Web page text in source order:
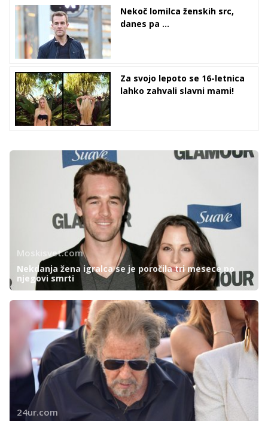
Nekoč lomilca ženskih src,
danes pa ...
Za svojo lepoto se 16-letnica
lahko zahvali slavni mami!
Moskisvet.com
Nekdanja žena igralca se je poročila tri mesece po
njegovi smrti
24ur.com